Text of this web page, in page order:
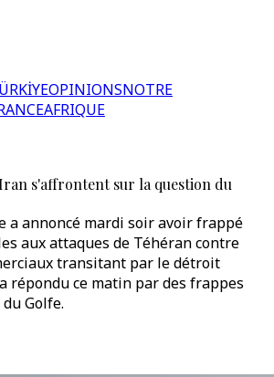
OPINIONSNOTRE
AFRIQUE
s'affrontent sur la question du
a annoncé mardi soir avoir frappé
aux attaques de Téhéran contre
transitant par le détroit
répondu ce matin par des frappes
Golfe.